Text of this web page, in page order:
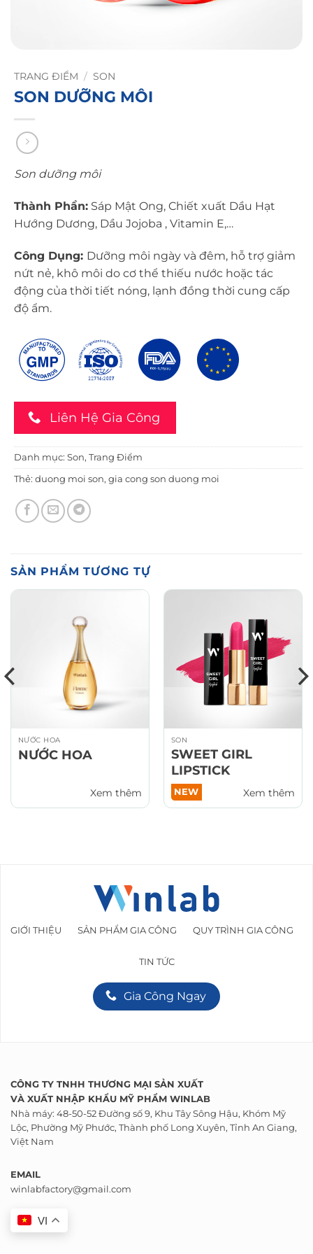
TRANG ĐIỂM / SON
SON DƯỠNG MÔI
Son dưỡng môi
Thành Phần: Sáp Mật Ong, Chiết xuất Dầu Hạt
Hướng Dương, Dầu Jojoba , Vitamin E,…
Công Dụng: Dưỡng môi ngày và đêm, hỗ trợ giảm
nứt nẻ, khô môi do cơ thể thiếu nước hoặc tác
động của thời tiết nóng, lạnh đồng thời cung cấp
độ ẩm.
Liên Hệ Gia Công
Danh mục: Son, Trang Điểm
Thẻ: duong moi son, gia cong son duong moi
SẢN PHẨM TƯƠNG TỰ
NƯỚC HOA
NƯỚC HOA
Xem thêm NEW
SON
SWEET GIRL
LIPSTICK
Xem thêm
GIỚI THIỆU SẢN PHẨM GIA CÔNG QUY TRÌNH GIA CÔNG
TIN TỨC
Gia Công Ngay
CÔNG TY TNHH THƯƠNG MẠI SẢN XUẤT
VÀ XUẤT NHẬP KHẨU MỸ PHẨM WINLAB
Nhà máy: 48-50-52 Đường số 9, Khu Tây Sông Hậu, Khóm Mỹ
Lộc, Phường Mỹ Phước, Thành phố Long Xuyên, Tỉnh An Giang,
Việt Nam
EMAIL
winlabfactory@gmail.com
VI